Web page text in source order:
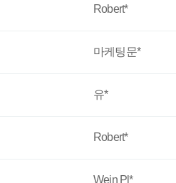
Robert*
마케팅문*
유*
Robert*
Wein Pl*